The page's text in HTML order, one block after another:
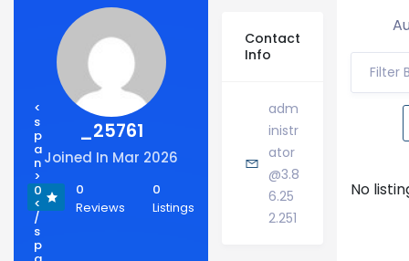
_25761
Joined In Mar 2026
<
s
p
a
n
>
0
<
/
s
p
0
Reviews
0
Listings
Contact
Info
adm
inistr
ator
@3.8
6.25
2.251
Filter
No